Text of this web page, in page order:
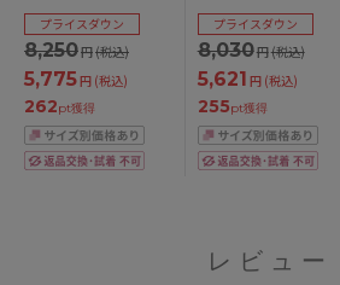
5色 B-G/65-75
8,250円(税込)
プライスダウン
5,775円 (税込)
262pt獲得
単品 全3色 E-H/70-85
8,030円(税込)
プライスダウン
5,621 円 (税込)
255pt獲得
レビュー